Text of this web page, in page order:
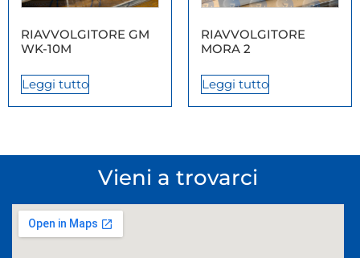
RIAVVOLGITORE GM
WK-10M
Leggi tutto
RIAVVOLGITORE
MORA 2
Leggi tutto
Vieni a trovarci